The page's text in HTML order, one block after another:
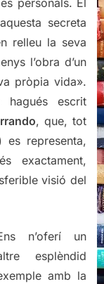
personals. El
secreta
relleu la seva
l’obra d’un
pròpia vida».
hagués escrit
, que, tot
es representa,
exactament,
visió del
n’oferí un
esplèndid
amb la